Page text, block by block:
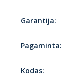
Garantija:
Pagaminta:
Kodas: